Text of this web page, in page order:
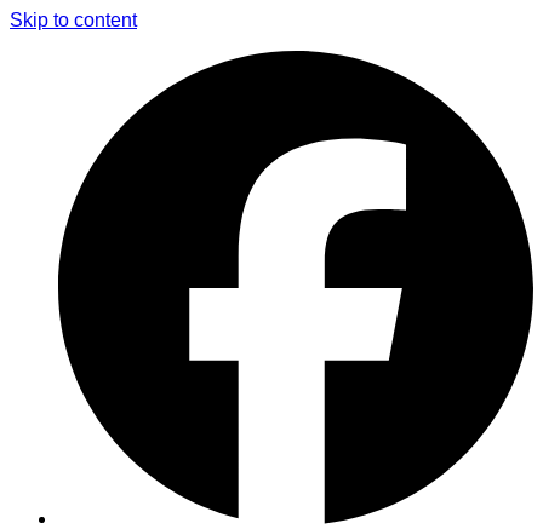
Skip to content